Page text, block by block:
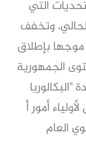
التي
وتخفف
موجها بإطلاق
الجمهورية
أمور أ
العام